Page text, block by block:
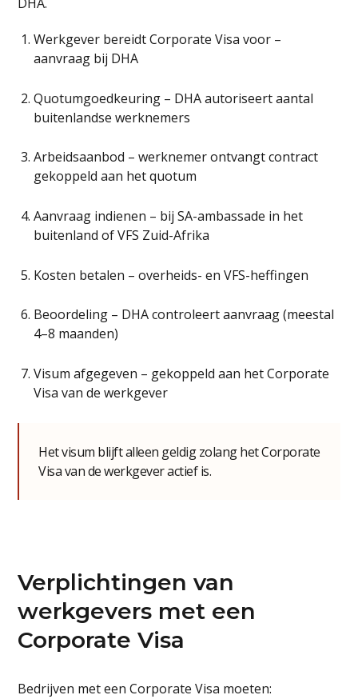
Werkgever bereidt Corporate Visa voor –
aanvraag bij DHA
Quotumgoedkeuring – DHA autoriseert aantal
buitenlandse werknemers
Arbeidsaanbod – werknemer ontvangt contract
gekoppeld aan het quotum
Aanvraag indienen – bij SA-ambassade in het
buitenland of VFS Zuid-Afrika
Kosten betalen – overheids- en VFS-heffingen
Beoordeling – DHA controleert aanvraag (meestal
4–8 maanden)
Visum afgegeven – gekoppeld aan het Corporate
Visa van de werkgever
Het visum blijft alleen geldig zolang het Corporate
Visa van de werkgever actief is.
Verplichtingen van
werkgevers met een
Corporate Visa
Bedrijven met een Corporate Visa moeten: